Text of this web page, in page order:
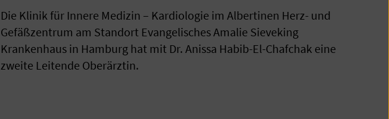
Die Klinik für Innere Medizin – Kardiologie im Albertinen Herz- und
Gefäßzentrum am Standort Evangelisches Amalie Sieveking
Krankenhaus in Hamburg hat mit Dr. Anissa Habib-El-Chafchak eine
zweite Leitende Oberärztin.